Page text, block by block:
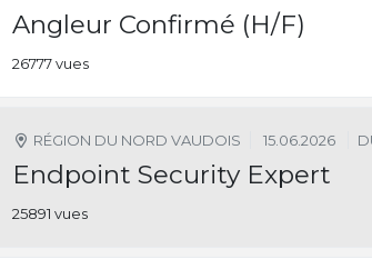
Angleur Confirmé (H/F)
26777 vues
RÉGION DU NORD VAUDOIS 15.06.2026
Endpoint Security Expert
25891 vues